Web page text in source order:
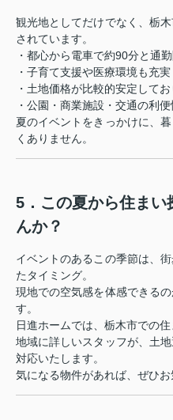
観光地としてだけでなく、栃
されています。
・都心から電車で約90分と通
・子育て支援や医療環境も充実
・土地価格が比較的安定して
・公園・商業施設・交通の利
夏のイベントをきっかけに、
くありません。
5．この夏から住ま
んか？
イベントのあるこの季節は、
たタイミング。
現地での空気感を体感できる
す。
日進ホームでは、栃木市での
地域に詳しいスタッフが、土
対応いたします。
気になる物件があれば、ぜひお